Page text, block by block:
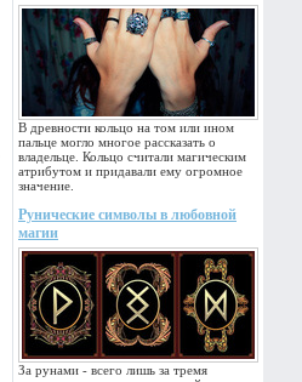
В древности кольцо на том или ином
пальце могло многое рассказать о
владельце. Кольцо считали магическим
атрибутом и придавали ему огромное
значение.
Рунические символы в любовной
магии
За рунами - всего лишь за тремя